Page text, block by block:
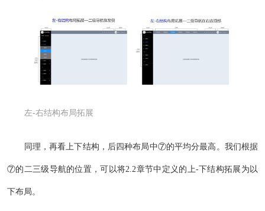
左-右结构布局拓展
同理，再看上下结构，后四种布局中⑦的平均分最高。我们根据
⑦的二三级导航的位置，可以将2.2章节中定义的上-下结构拓展为以
下布局。